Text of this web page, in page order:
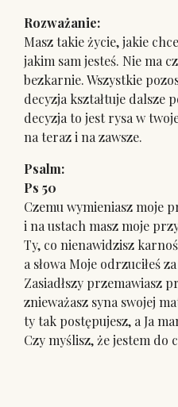
Rozważanie:
Masz takie życie, jakie
jakim sam jesteś. Nie ma
bezkarnie. Wszystkie
decyzja kształtuje dalsze
decyzja to jest rysa w
na teraz i na zawsze.
Ps 50
Czemu wymieniasz moje
i na ustach masz moje
Ty, co nienawidzisz
a słowa Moje odrzuciłeś
Zasiadłszy przemawiasz
znieważasz syna swojej
ty tak postępujesz, a Ja
Czy myślisz, że jestem do